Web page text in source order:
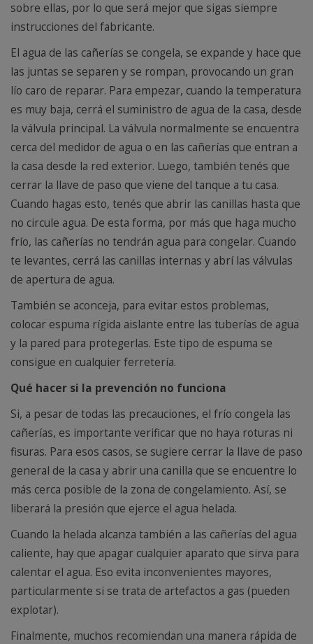
sobre ellas, por lo que será mejor que sigas siempre
instrucciones del fabricante.
El agua de las cañerías se congela, se expande y hace que
las juntas se separen y se rompan, provocando un gran
lío caro de reparar. Para empezar, cuando la temperatura
es muy baja, cerrá el suministro de agua de la casa, desde
la válvula principal. La válvula normalmente se encuentra
cerca del medidor de agua o en las cañerías que entran a
la casa desde la red exterior. Luego, también tenés que
cerrar la llave de paso que viene del tanque a tu casa.
Cuando hagas esto, tenés que abrir las canillas hasta que
no circule agua. De esta forma, por más que haga mucho
frío, las cañerías no tendrán agua para congelar. Cuando
te levantes, cerrá las canillas internas y abrí las válvulas
de apertura de agua.
También se aconceja, para evitar estos problemas,
colocar espuma rígida aislante entre las tuberías de agua
y la pared para protegerlas. Este tipo de espuma se
consigue en cualquier ferretería.
Qué hacer si la prevención no funciona
Si, a pesar de todas las precauciones, el frío congela las
cañerías, es importante verificar que no haya roturas ni
fisuras. Para esos casos, se sugiere cerrar la llave de paso
general de la casa y abrir una canilla que se encuentre lo
más cerca posible de la zona de congelamiento. Así, se
liberará la presión que ejerce el agua helada.
Cuando la helada alcanza también a las cañerías del agua
caliente, hay que apagar cualquier aparato que sirva para
calentar el agua. Eso evita inconvenientes mayores,
particularmente si se trata de artefactos a gas (pueden
explotar).
Finalmente, muchos recomiendan una manera rápida de